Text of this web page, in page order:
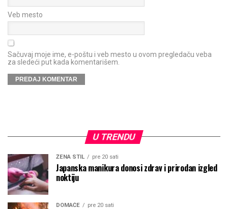
Veb mesto
Sačuvaj moje ime, e-poštu i veb mesto u ovom pregledaču veba
za sledeći put kada komentarišem.
U TRENDU
ŽENA STIL pre 20 sati
Japanska manikura donosi zdrav i prirodan izgled
noktiju
DOMAĆE pre 20 sati